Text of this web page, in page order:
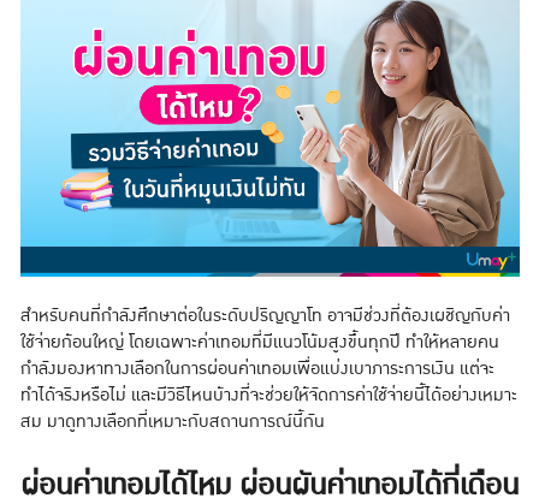
สำหรับคนที่กำลังศึกษาต่อในระดับปริญญาโท อาจมีช่วงที่ต้องเผชิญกับค่า
ใช้จ่ายก้อนใหญ่ โดยเฉพาะค่าเทอมที่มีแนวโน้มสูงขึ้นทุกปี ทำให้หลายคน
กำลังมองหาทางเลือกในการผ่อนค่าเทอมเพื่อแบ่งเบาภาระการเงิน แต่จะ
ทำได้จริงหรือไม่ และมีวิธีไหนบ้างที่จะช่วยให้จัดการค่าใช้จ่ายนี้ได้อย่างเหมาะ
สม มาดูทางเลือกที่เหมาะกับสถานการณ์นี้กัน
ผ่อนค่าเทอมได้ไหม ผ่อนผันค่าเทอมได้กี่เดือน